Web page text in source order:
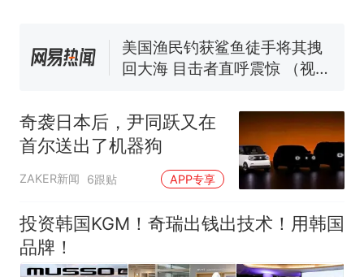
（新京报）
美国渔民钓获鲨鱼徒手将其拽
回大海 目击者直呼震惊 （视频
官方通报
热
“不想干了特提出辞职”，疑
似南京大学数院院长辞职信流
传，院方回应：喻良教授已卸
源；曾用手绘图做头像
奇袭日本后，尹同跃又在
首尔送出了机器狗
ZAKER新闻 6跟贴 APP专享
投资韩国KGM！奇瑞出钱出技术！用韩国
品牌！